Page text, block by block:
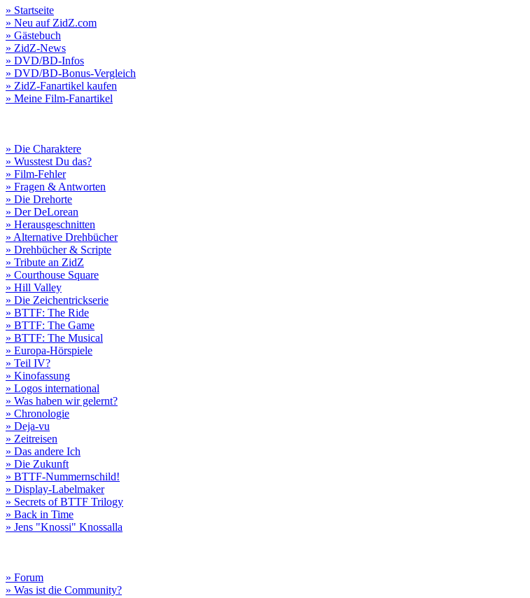
» Startseite
» Neu auf ZidZ.com
» Gästebuch
» ZidZ-News
» DVD/BD-Infos
» DVD/BD-Bonus-Vergleich
» ZidZ-Fanartikel kaufen
» Meine Film-Fanartikel
» Die Charaktere
» Wusstest Du das?
» Film-Fehler
» Fragen & Antworten
» Die Drehorte
» Der DeLorean
» Herausgeschnitten
» Alternative Drehbücher
» Drehbücher & Scripte
» Tribute an ZidZ
» Courthouse Square
» Hill Valley
» Die Zeichentrickserie
» BTTF: The Ride
» BTTF: The Game
» BTTF: The Musical
» Europa-Hörspiele
» Teil IV?
» Kinofassung
» Logos international
» Was haben wir gelernt?
» Chronologie
» Deja-vu
» Zeitreisen
» Das andere Ich
» Die Zukunft
» BTTF-Nummernschild!
» Display-Labelmaker
» Secrets of BTTF Trilogy
» Back in Time
» Jens "Knossi" Knossalla
» Forum
» Was ist die Community?